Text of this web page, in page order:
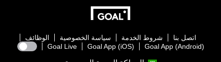
اتصل بنا شروط الخدمة سياسة الخصوصية
الوظائف
Goal App (Android)
Goal App (iOS)
Goal Live